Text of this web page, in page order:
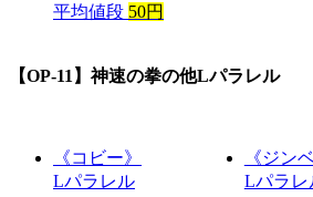
平均値段 50円
【OP-11】神速の拳の他Lパラレル
《コビー》
Lパラレル
《ジン
Lパラレ